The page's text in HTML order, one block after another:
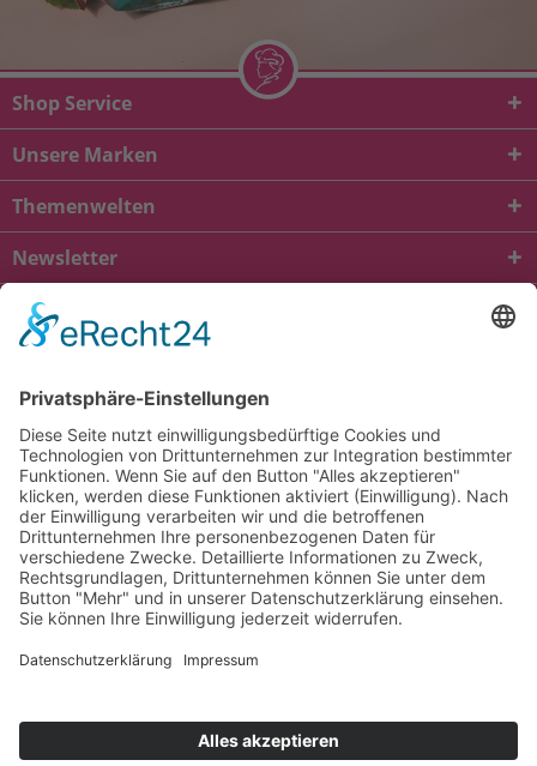
Shop Service
Unsere Marken
Themenwelten
Newsletter
* Alle Preise inkl. gesetzl. Mehrwertsteuer zzgl.
und ggf.
Nachnahmegebühren, wenn nicht anders beschrieben
viba.de
4.90von5.00bei1684
Kontakt Versandkosten und Lieferung
Zahlungsarten
FAQ – Häufig gestellte Fragen
Mein Konto
Allgemeine Geschäftsbedingungen
Datenschutz
Impressum
Barrierefreiheit
Cookie-Einstellungen
Widerrufsbelehrung
Vertrag widerrufen